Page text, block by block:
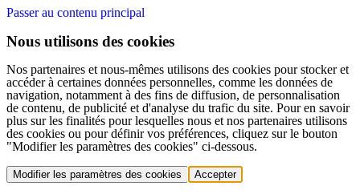
Passer au contenu principal
Nous utilisons des cookies
Nos partenaires et nous-mêmes utilisons des cookies pour stocker et
accéder à certaines données personnelles, comme les données de
navigation, notamment à des fins de diffusion, de personnalisation
de contenu, de publicité et d'analyse du trafic du site. Pour en savoir
plus sur les finalités pour lesquelles nous et nos partenaires utilisons
des cookies ou pour définir vos préférences, cliquez sur le bouton
"Modifier les paramètres des cookies" ci-dessous.
Modifier les paramètres des cookies Accepter